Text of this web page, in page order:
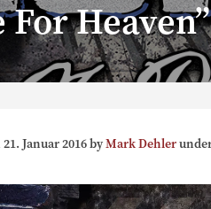
For
21. Januar 2016byMark Dehler